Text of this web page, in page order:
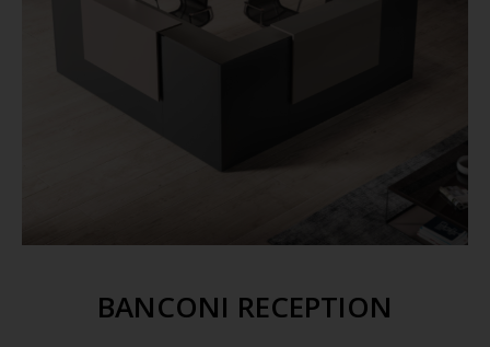
BANCONI RECEPTION